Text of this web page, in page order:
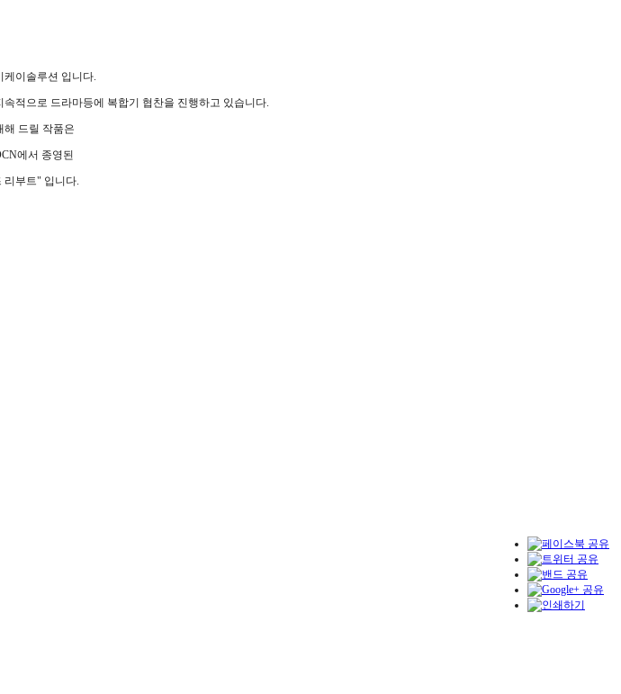
케이솔루션 입니다.
적으로 드라마등에 복합기 협찬을 진행하고 있습니다.
해 드릴 작품은
에서 종영된
리부트" 입니다.